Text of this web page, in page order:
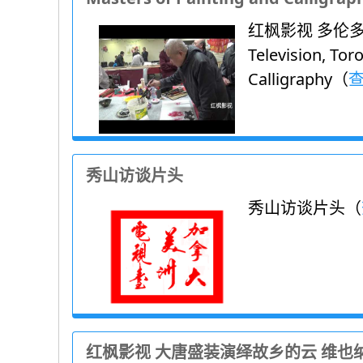
红枫影视 多伦
Television,
Calligraphy（
秀山访谈片头
秀山访谈片头（
红枫影视 大唐盛装演绎故乡的云 维